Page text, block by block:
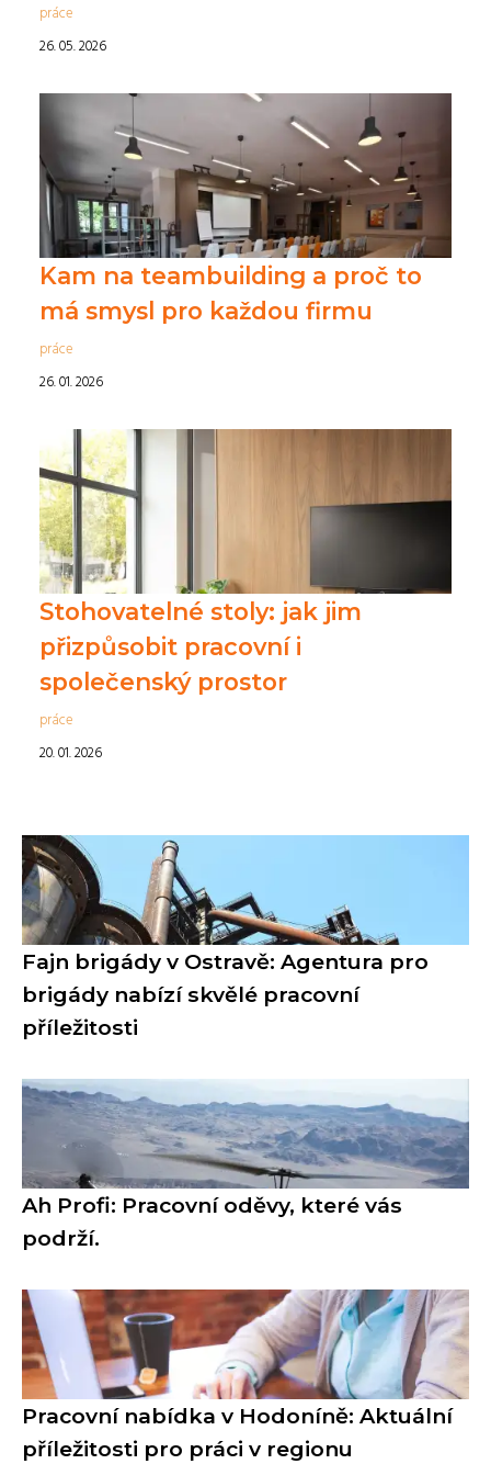
práce
26. 05. 2026
Kam na teambuilding a proč to
má smysl pro každou firmu
práce
26. 01. 2026
Stohovatelné stoly: jak jim
přizpůsobit pracovní i
společenský prostor
práce
20. 01. 2026
Fajn brigády v Ostravě: Agentura pro
brigády nabízí skvělé pracovní
příležitosti
Ah Profi: Pracovní oděvy, které vás
podrží.
Pracovní nabídka v Hodoníně: Aktuální
příležitosti pro práci v regionu